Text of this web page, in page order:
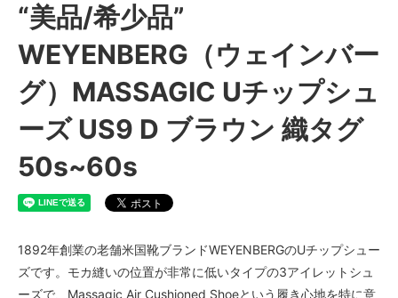
“美品/希少品”
WEYENBERG（ウェインバー
グ）MASSAGIC Uチップシュ
ーズ US9 D ブラウン 織タグ
50s~60s
1892年創業の老舗米国靴ブランドWEYENBERGのUチップシュー
ズです。モカ縫いの位置が非常に低いタイプの3アイレットシュ
ーズで、Massagic Air Cushioned Shoeという履き心地を特に意